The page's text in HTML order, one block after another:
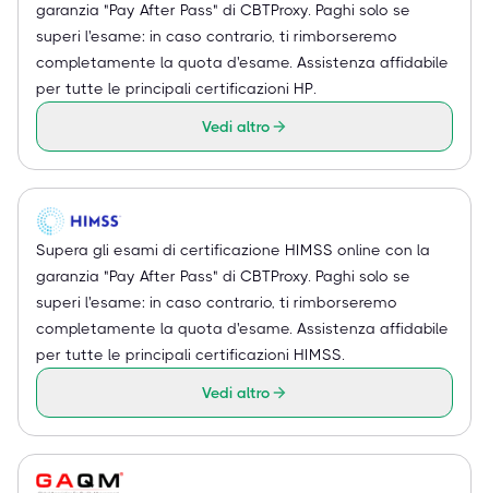
garanzia "Pay After Pass" di CBTProxy. Paghi solo se
superi l'esame: in caso contrario, ti rimborseremo
completamente la quota d'esame. Assistenza affidabile
per tutte le principali certificazioni HP.
Vedi altro
Supera gli esami di certificazione HIMSS online con la
garanzia "Pay After Pass" di CBTProxy. Paghi solo se
superi l'esame: in caso contrario, ti rimborseremo
completamente la quota d'esame. Assistenza affidabile
per tutte le principali certificazioni HIMSS.
Vedi altro